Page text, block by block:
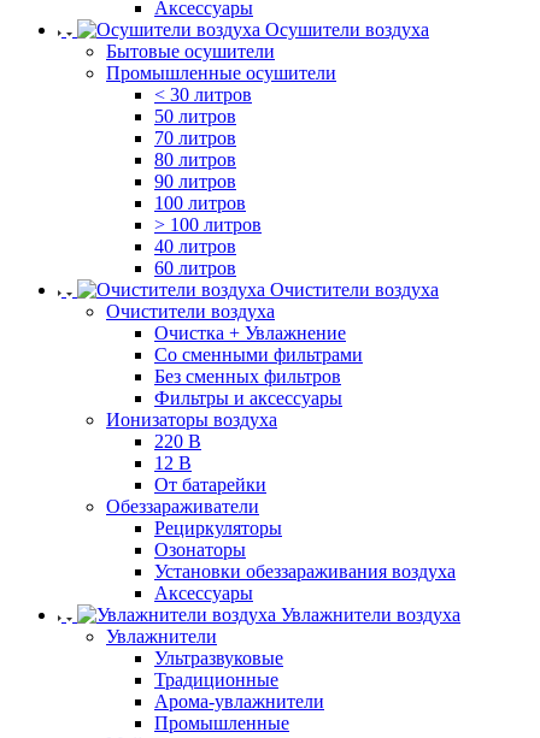
Аксессуары
Осушители воздуха
Бытовые осушители
Промышленные осушители
< 30 литров
50 литров
70 литров
80 литров
90 литров
100 литров
> 100 литров
40 литров
60 литров
Очистители воздуха
Очистители воздуха
Очистка + Увлажнение
Cо сменными фильтрами
Без сменных фильтров
Фильтры и аксессуары
Ионизаторы воздуха
220 В
12 В
От батарейки
Обеззараживатели
Рециркуляторы
Озонаторы
Установки обеззараживания воздуха
Аксессуары
Увлажнители воздуха
Увлажнители
Ультразвуковые
Традиционные
Арома-увлажнители
Промышленные